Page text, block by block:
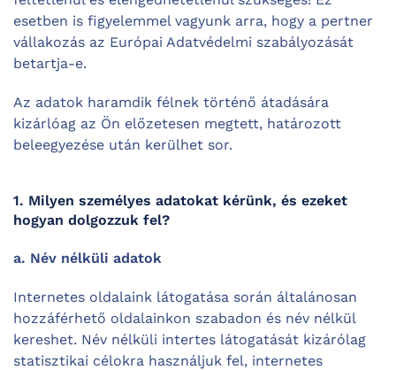
esetben is figyelemmel vagyunk arra, hogy a pertner
vállakozás az Európai Adatvédelmi szabályozását
betartja-e.
Az adatok haramdik félnek történő átadására
kizárlóag az Ön előzetesen megtett, határozott
beleegyezése után kerülhet sor.
1. Milyen személyes adatokat kérünk, és ezeket
hogyan dolgozzuk fel?
a. Név nélküli adatok
Internetes oldalaink látogatása során általánosan
hozzáférhető oldalainkon szabadon és név nélkül
kereshet. Név nélküli intertes látogatását kizárólag
statisztikai célokra használjuk fel, internetes